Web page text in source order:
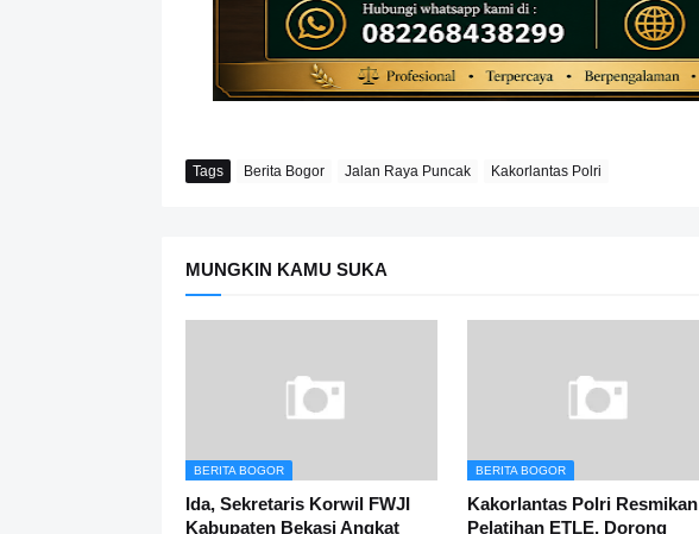
Tags Berita Bogor Jalan Raya Puncak Kakorlantas Polri
MUNGKIN KAMU SUKA
BERITA BOGOR
Ida, Sekretaris Korwil FWJI
Kabupaten Bekasi Angkat
BERITA BOGOR
Kakorlantas Polri Resmikan
Pelatihan ETLE, Dorong